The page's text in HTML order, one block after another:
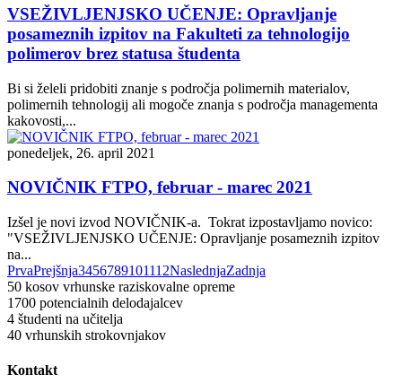
VSEŽIVLJENJSKO UČENJE: Opravljanje
posameznih izpitov na Fakulteti za tehnologijo
polimerov brez statusa študenta
Bi si želeli pridobiti znanje s področja polimernih materialov,
polimernih tehnologij ali mogoče znanja s področja managementa
kakovosti,...
ponedeljek, 26. april 2021
NOVIČNIK FTPO, februar - marec 2021
Izšel je novi izvod NOVIČNIK-a. Tokrat izpostavljamo novico:
"VSEŽIVLJENJSKO UČENJE: Opravljanje posameznih izpitov
na...
PrvaPrejšnja3456789101112NaslednjaZadnja
50 kosov vrhunske raziskovalne opreme
1700 potencialnih delodajalcev
4 študenti na učitelja
40 vrhunskih strokovnjakov
Kontakt